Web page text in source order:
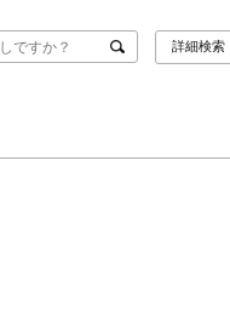
詳細検索